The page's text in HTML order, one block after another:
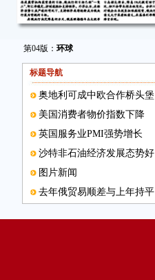
第04版： 环球
标题导航
奥地利可成中欧合作桥头堡
美国消费者物价指数下降
英国服务业PMI强势增长
沙特非石油经济发展态势好
图片新闻
去年俄贸易顺差与上年持平